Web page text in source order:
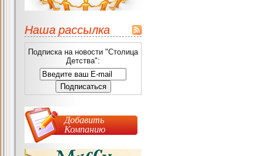
Наша рассылка
Подписка на новости "Столица
Детства":
Добавить
Компанию